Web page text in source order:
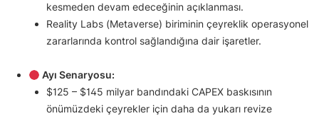
kesmeden devam edeceğinin açıklanması.
Reality Labs (Metaverse) biriminin çeyreklik operasyonel
zararlarında kontrol sağlandığına dair işaretler.
Ayı Senaryosu:
$125 – $145 milyar bandındaki CAPEX baskısının
önümüzdeki çeyrekler için daha da yukarı revize